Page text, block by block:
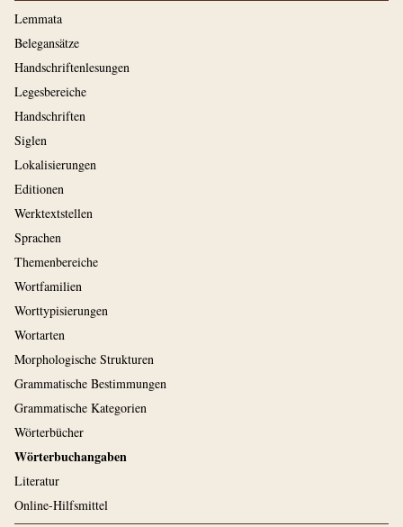
Lemmata
Belegansätze
Handschriftenlesungen
Legesbereiche
Handschriften
Siglen
Lokalisierungen
Editionen
Werktextstellen
Sprachen
Themenbereiche
Wortfamilien
Worttypisierungen
Wortarten
Morphologische Strukturen
Grammatische Bestimmungen
Grammatische Kategorien
Wörterbücher
Wörterbuchangaben
Literatur
Online-Hilfsmittel